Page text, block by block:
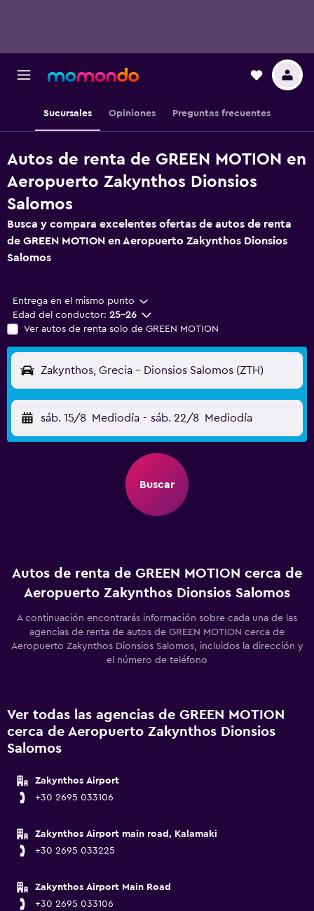
Sucursales Opiniones Preguntas frecuentes
Autos de renta de GREEN MOTION en
Aeropuerto Zakynthos Dionsios
Salomos
Busca y compara excelentes ofertas de autos de renta
de GREEN MOTION en Aeropuerto Zakynthos Dionsios
Salomos
Entrega en el mismo punto
Edad del conductor: 25-26
Ver autos de renta solo de GREEN MOTION
Zakynthos, Grecia - Dionsios Salomos (ZTH)
sáb. 15/8 Mediodía - sáb. 22/8 Mediodía
Buscar
Autos de renta de GREEN MOTION cerca de
Aeropuerto Zakynthos Dionsios Salomos
A continuación encontrarás información sobre cada una de las
agencias de renta de autos de GREEN MOTION cerca de
Aeropuerto Zakynthos Dionsios Salomos, incluidos la dirección y
el número de teléfono
Ver todas las agencias de GREEN MOTION
cerca de Aeropuerto Zakynthos Dionsios
Salomos
Zakynthos Airport
+30 2695 033106
Zakynthos Airport main road, Kalamaki
+30 2695 033225
Zakynthos Airport Main Road
+30 2695 033106